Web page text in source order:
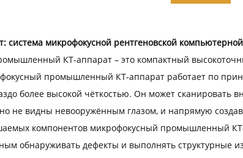
система микрофокусной рентгеновской
КТ-аппарат – это компактный
промышленный КТ-аппарат работает по
более высокой чёткостью. Он может сканировать
не видны невооружённым глазом, и напрямую
компонентов микрофокусный промышленный КТ-
обнаруживать дефекты и выполнять структурные